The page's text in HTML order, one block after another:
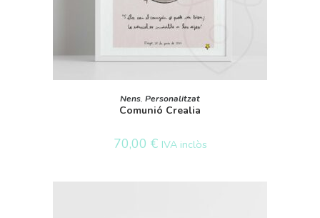
SELECT OPTIONS
Nens, Personalitzat
Comunió Crealia
70,00 € IVA inclòs